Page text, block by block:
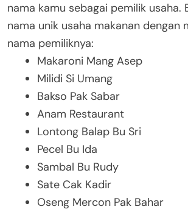
nama kamu sebagai pemilik usaha.
nama unik usaha makanan dengan
nama pemiliknya:
Makaroni Mang Asep
Milidi Si Umang
Bakso Pak Sabar
Anam Restaurant
Lontong Balap Bu Sri
Pecel Bu Ida
Sambal Bu Rudy
Sate Cak Kadir
Oseng Mercon Pak Bahar